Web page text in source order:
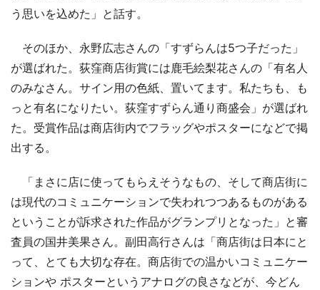
う思いを込めた」と話す。
そのほか、永野広志さんの「すずらんは5つ子だった」
が選ばれた。荻窪商店街賞には鹿毛絵梨花さんの「有名人
のみなさん。サイン用の色紙、置いてます。私たちも、も
っと有名になりたい。荻窪すずらん通り商盛会」が選ばれ
た。受賞作品は商店街内でフラッグやポスターになどで掲
出する。
「まさに店に使ってもらえそうなもの、そして商店街に
は現代のコミュニケーションで失われつつあるものがある
ということが訴求された作品がグランプリとなった」と審
査員の国井美果さん。副田高行さんは「商店街は日本にと
って、とても大切な存在。商店街での温かいコミュニケー
ションや ポスターというアナログの良さなどが、今どん